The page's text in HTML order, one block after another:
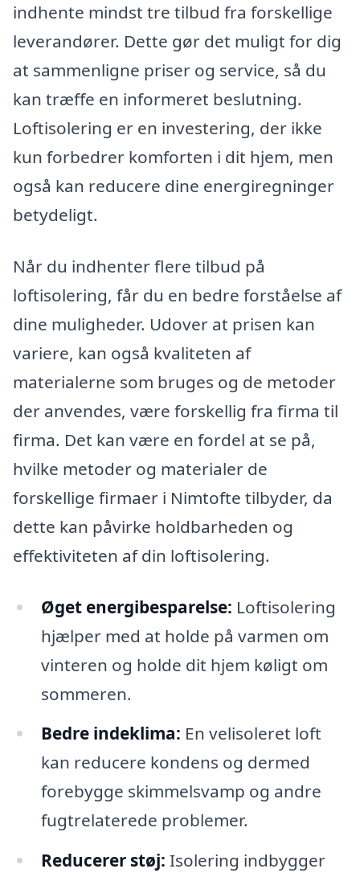
indhente mindst tre tilbud fra forskellige
leverandører. Dette gør det muligt for dig
at sammenligne priser og service, så du
kan træffe en informeret beslutning.
Loftisolering er en investering, der ikke
kun forbedrer komforten i dit hjem, men
også kan reducere dine energiregninger
betydeligt.
Når du indhenter flere tilbud på
loftisolering, får du en bedre forståelse af
dine muligheder. Udover at prisen kan
variere, kan også kvaliteten af
materialerne som bruges og de metoder
der anvendes, være forskellig fra firma til
firma. Det kan være en fordel at se på,
hvilke metoder og materialer de
forskellige firmaer i Nimtofte tilbyder, da
dette kan påvirke holdbarheden og
effektiviteten af din loftisolering.
Øget energibesparelse: Loftisolering
hjælper med at holde på varmen om
vinteren og holde dit hjem køligt om
sommeren.
Bedre indeklima: En velisoleret loft
kan reducere kondens og dermed
forebygge skimmelsvamp og andre
fugtrelaterede problemer.
Reducerer støj: Isolering indbygger